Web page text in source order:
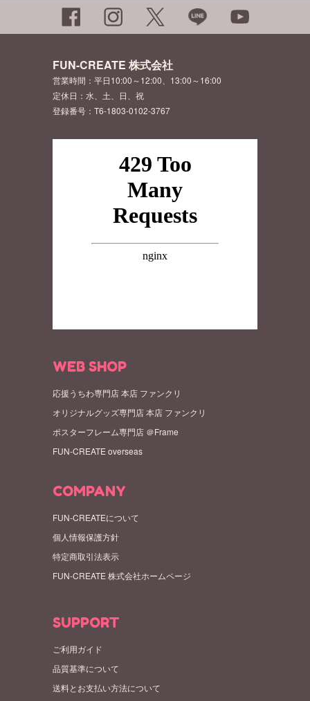
FUN-CREATE 株式会社
営業時間：平日10:00～12:00、13:00～16:00
定休日：水、土、日、祝
登録番号：T6-1803-0102-3767
WEB SHOP
応援うちわ専門店 本店 ファンクリ
オリジナルグッズ専門店 本店 ファンクリ
ポスターフレーム専門店 ＠Frame
FUN-CREATE overseas
COMPANY
FUN-CREATEについて
個人情報保護方針
特定商取引法表示
FUN-CREATE 株式会社ホームページ
SUPPORT
ご利用ガイド
品質基準について
送料とお支払い方法について